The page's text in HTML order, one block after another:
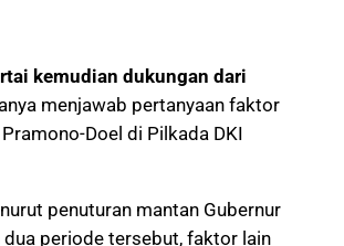
kemudian dukungan dari
menjawab pertanyaan faktor
Doel di Pilkada DKI
penuturan mantan Gubernur
dua periode tersebut, faktor lain